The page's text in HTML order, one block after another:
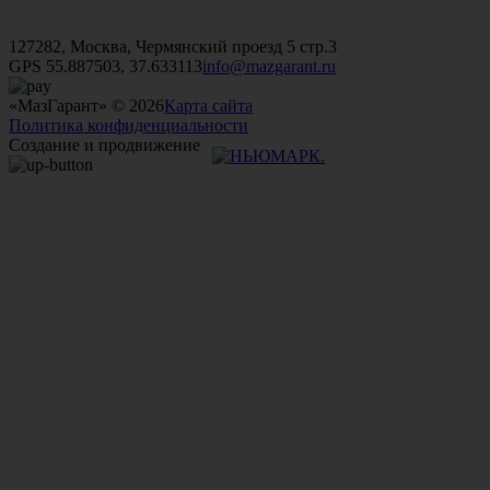
127282, Москва, Чермянский проезд 5 стр.3
GPS 55.887503, 37.633113info@mazgarant.ru
«МазГарант» © 2026Карта сайта
Политика конфиденциальности
Создание и продвижение